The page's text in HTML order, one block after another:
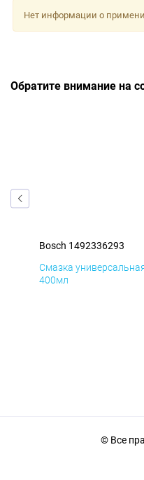
Нет информации о
Обратите внимание на
Bosch 1492336293
Смазка
400мл
© Все